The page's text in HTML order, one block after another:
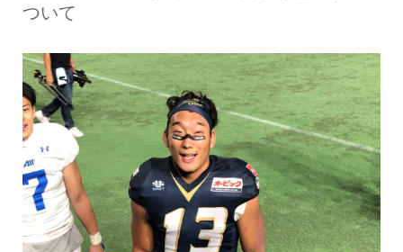
ついて